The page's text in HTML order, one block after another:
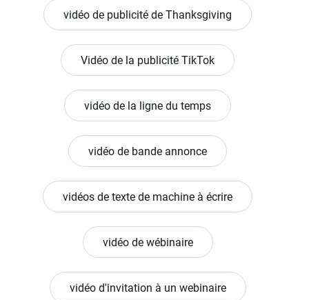
vidéo de publicité de Thanksgiving
Vidéo de la publicité TikTok
vidéo de la ligne du temps
vidéo de bande annonce
vidéos de texte de machine à écrire
vidéo de wébinaire
vidéo d'invitation à un webinaire